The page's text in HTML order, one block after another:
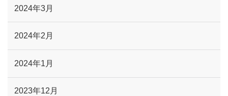
2024年3月
2024年2月
2024年1月
2023年12月